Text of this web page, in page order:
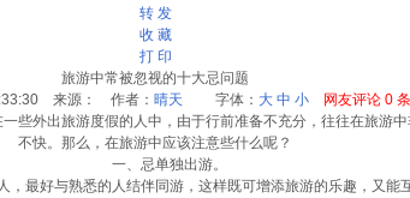
转 发
收 藏
打 印
旅游中常被忽视的十大忌问题
来源： 作者： 晴天 字体： 大 中 小 网友评论 0条
些外出旅游度假的人中，由于行前准备不充分，往往在旅游
不快。那么，在旅游中应该注意些什么呢？
一、忌单独出游。
最好与熟悉的人结伴同游，这样既可增添旅游的乐趣，又能互